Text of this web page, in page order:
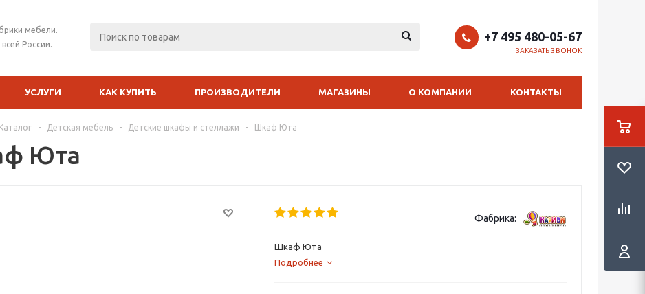
мебели.
России.
+7 495 480-05-67
ЗАКАЗАТЬ ЗВОНОК
УСЛУГИ КАК КУПИТЬ ПРОИЗВОДИТЕЛИ МАГАЗИНЫ О КОМПАНИИ КОНТАКТЫ
Каталог - Детская мебель - Детские шкафы и стеллажи - Шкаф Юта
Юта
Фабрика:
Шкаф Юта
Подробнее